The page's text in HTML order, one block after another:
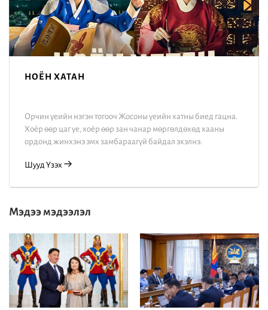
НОЁН ХАТАН
Орчин үеийн нэгэн тогооч Жосоны үеийн хатны биед гацна.
Хоёр өөр цаг үе, хоёр өөр зан чанар мөргөлдөхөд хааны
ордонд жинхэнэ эмх замбараагүй байдал эхэлнэ.
Шууд Үзэх
Мэдээ мэдээлэл